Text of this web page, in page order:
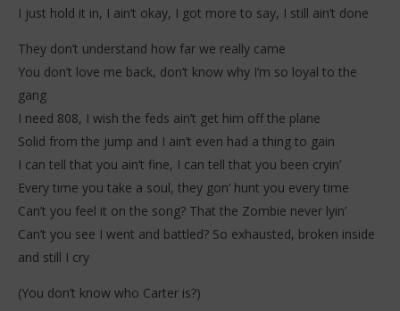
I just hold it in, I ain’t okay, I got more to say, I still ain’t done
They don’t understand how far we really came
You don’t love me back, don’t know why I’m so loyal to the
gang
I need 808, I wish the feds ain’t get him off the plane
Solid from the jump and I ain’t even had a thing to gain
I can tell that you ain’t fine, I can tell that you been cryin’
Every time you take a soul, they gon’ hunt you every time
Can’t you feel it on the song? That the Zombie never lyin’
Can’t you see I went and battled? So exhausted, broken inside
and still I cry
(You don’t know who Carter is?)